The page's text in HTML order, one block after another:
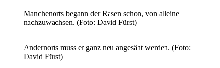
Manchenorts begann der Rasen schon, von alleine
nachzuwachsen. (Foto: David Fürst)
Andernorts muss er ganz neu angesäht werden. (Foto:
David Fürst)